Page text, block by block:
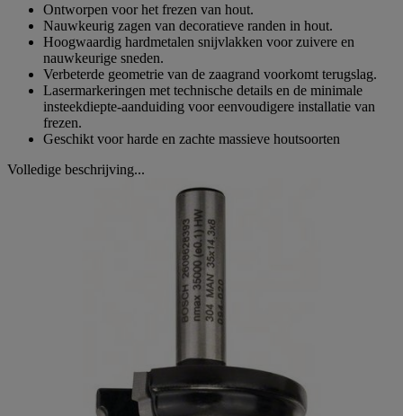
Ontworpen voor het frezen van hout.
Nauwkeurig zagen van decoratieve randen in hout.
Hoogwaardig hardmetalen snijvlakken voor zuivere en
nauwkeurige sneden.
Verbeterde geometrie van de zaagrand voorkomt terugslag.
Lasermarkeringen met technische details en de minimale
insteekdiepte-aanduiding voor eenvoudigere installatie van
frezen.
Geschikt voor harde en zachte massieve houtsoorten
Volledige beschrijving...